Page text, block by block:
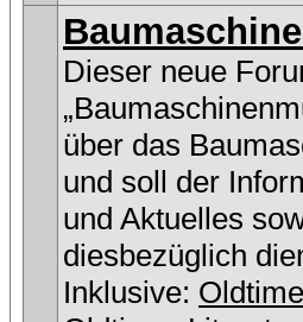
Dieser neue
über das
und soll der
und Aktuelles
diesbezüglich
Inklusive: